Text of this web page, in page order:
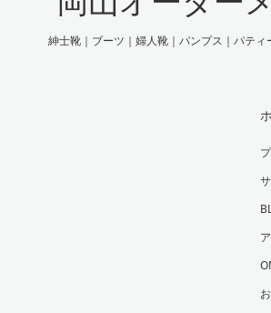
紳士靴｜ブーツ｜婦人靴｜パンプス｜パテ